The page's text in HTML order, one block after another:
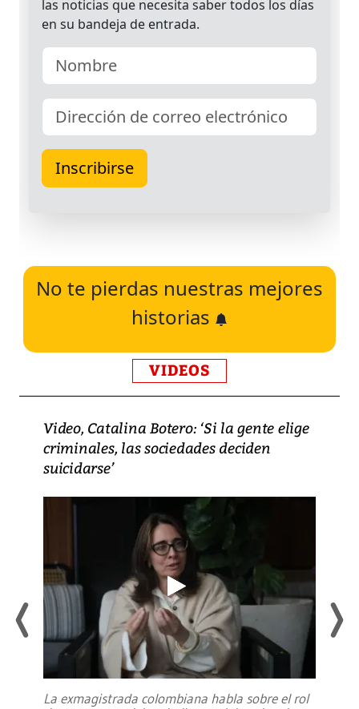
No te pierdas nuestras mejores
historias
VIDEOS
Video, Catalina Botero: ‘Si la gente elige
criminales, las sociedades deciden
suicidarse’
La exmagistrada colombiana habla sobre el rol